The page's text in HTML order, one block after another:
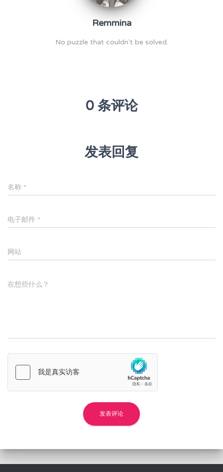
Remmina
No puzzle that couldn't be solved.
0 条评论
发表回复
名称 *
电子邮件 *
网站
在想些什么？